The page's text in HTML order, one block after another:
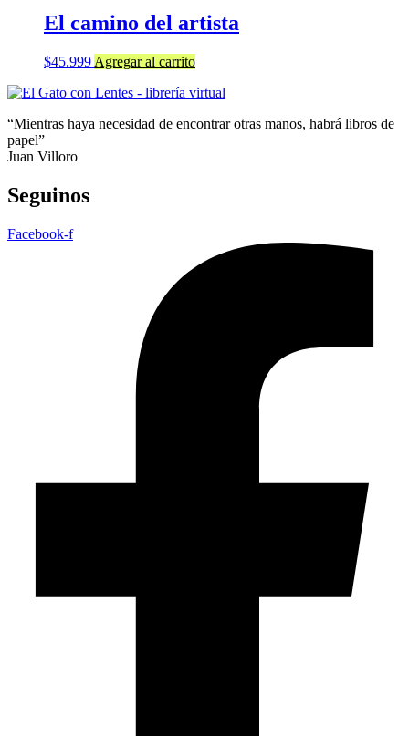
El camino del artista
$45.999 Agregar al carrito
“Mientras haya necesidad de encontrar otras manos, habrá libros de
papel”
Juan Villoro
Seguinos
Facebook-f